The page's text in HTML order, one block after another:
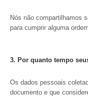
Nós não compartilhamos
para cumprir alguma
3. Por quanto tempo
Os dados pessoais
documento e que